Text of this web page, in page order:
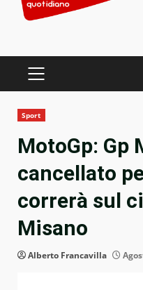
PRIMARY
Sport
MotoGp: Gp
cancellato
correrà sul
Misano
Alberto Francavilla